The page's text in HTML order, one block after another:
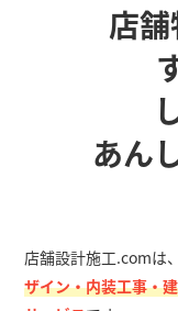
店舗
あん
店舗設計施工.comは
ザイン・内装工事・